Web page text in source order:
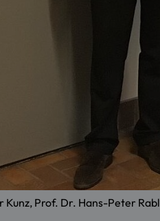
Kunz, Prof. Dr. Hans-Peter